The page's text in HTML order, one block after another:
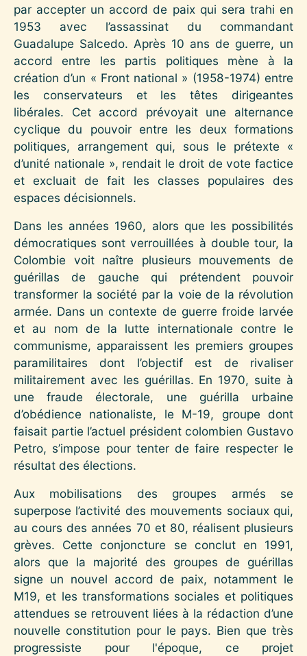
par accepter un accord de paix qui sera trahi en
1953 avec l’assassinat du commandant
Guadalupe Salcedo. Après 10 ans de guerre, un
accord entre les partis politiques mène à la
création d’un « Front national » (1958-1974) entre
les conservateurs et les têtes dirigeantes
libérales. Cet accord prévoyait une alternance
cyclique du pouvoir entre les deux formations
politiques, arrangement qui, sous le prétexte «
d’unité nationale », rendait le droit de vote factice
et excluait de fait les classes populaires des
espaces décisionnels.
Dans les années 1960, alors que les possibilités
démocratiques sont verrouillées à double tour, la
Colombie voit naître plusieurs mouvements de
guérillas de gauche qui prétendent pouvoir
transformer la société par la voie de la révolution
armée. Dans un contexte de guerre froide larvée
et au nom de la lutte internationale contre le
communisme, apparaissent les premiers groupes
paramilitaires dont l’objectif est de rivaliser
militairement avec les guérillas. En 1970, suite à
une fraude électorale, une guérilla urbaine
d’obédience nationaliste, le M-19, groupe dont
faisait partie l’actuel président colombien Gustavo
Petro, s’impose pour tenter de faire respecter le
résultat des élections.
Aux mobilisations des groupes armés se
superpose l’activité des mouvements sociaux qui,
au cours des années 70 et 80, réalisent plusieurs
grèves. Cette conjoncture se conclut en 1991,
alors que la majorité des groupes de guérillas
signe un nouvel accord de paix, notamment le
M19, et les transformations sociales et politiques
attendues se retrouvent liées à la rédaction d’une
nouvelle constitution pour le pays. Bien que très
progressiste pour l'époque, ce projet